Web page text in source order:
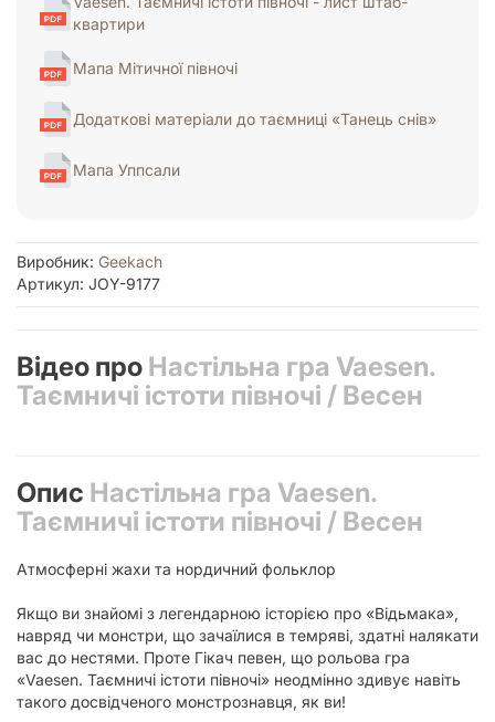
квартири
Мапа Мітичної півночі
Додаткові матеріали до таємниці «Танець снів»
Мапа Уппсали
Виробник: Geekach
Артикул: JOY-9177
Відео про Настільна гра Vaesen.
Таємничі істоти півночі / Весен
Опис Настільна гра Vaesen.
Таємничі істоти півночі / Весен
Атмосферні жахи та нордичний фольклор
Якщо ви знайомі з легендарною історією про «Відьмака»,
навряд чи монстри, що зачаїлися в темряві, здатні налякати
вас до нестями. Проте Гікач певен, що рольова гра
«Vaesen. Таємничі істоти півночі» неодмінно здивує навіть
такого досвідченого монстрознавця, як ви!